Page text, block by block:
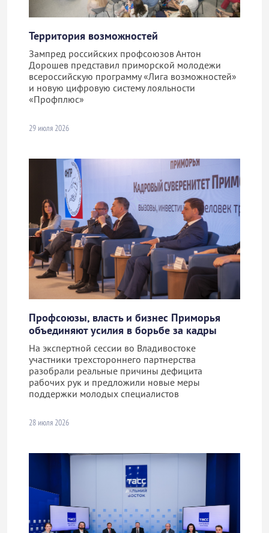
Территория возможностей
Зампред российских профсоюзов Антон
Дорошев представил приморской молодежи
всероссийскую программу «Лига возможностей»
и новую цифровую систему лояльности
«Профплюс»
29 июля 2026
Профсоюзы, власть и бизнес Приморья
объединяют усилия в борьбе за кадры
На экспертной сессии во Владивостоке
участники трехстороннего партнерства
разобрали реальные причины дефицита
рабочих рук и предложили новые меры
поддержки молодых специалистов
28 июля 2026